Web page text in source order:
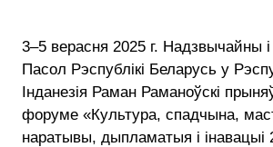
3–5 верасня 2025 г. Надзвычайны
Пасол Рэспублікі Беларусь у
Інданезія Раман Раманоўскі
форуме «Культура, спадчына,
наратывы, дыпламатыя і інавацыі